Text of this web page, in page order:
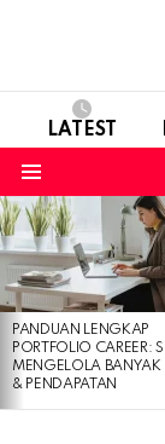
LATEST
LATEST
STORIES
PANDUAN LENGKAP
PORTFOLIO CAREER:
MENGELOLA BANYAK
& PENDAPATAN